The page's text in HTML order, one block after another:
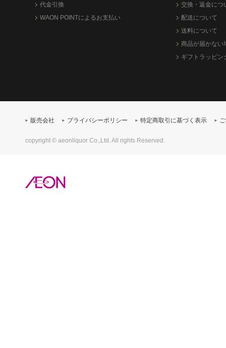
代金引換
WAON POINTによるお支払い
交換・返金につ
配送について
送料について
商品が届かない
ギフトラッピン
販売会社 プライバシーポリシー 特定商取引に基づく表示
copyright © aeonliquor Co.,Ltd. All rights Reserved.